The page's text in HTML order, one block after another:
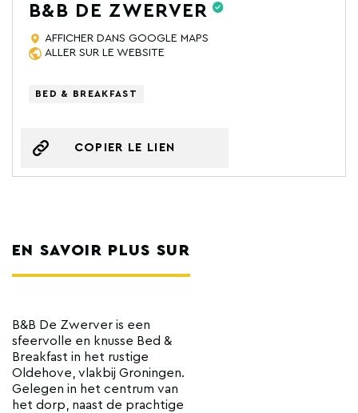
B&B DE ZWERVER
AFFICHER DANS GOOGLE MAPS
ALLER SUR LE WEBSITE
BED & BREAKFAST
COPIER LE LIEN
EN SAVOIR PLUS SUR
B&B De Zwerver is een
sfeervolle en knusse Bed &
Breakfast in het rustige
Oldehove, vlakbij Groningen.
Gelegen in het centrum van
het dorp, naast de prachtige